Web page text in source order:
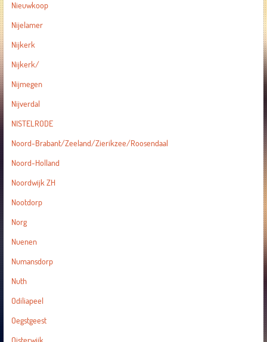
Nieuwkoop
Nijelamer
Nijkerk
Nijkerk/
Nijmegen
Nijverdal
NISTELRODE
Noord-Brabant/Zeeland/Zierikzee/Roosendaal
Noord-Holland
Noordwijk ZH
Nootdorp
Norg
Nuenen
Numansdorp
Nuth
Odiliapeel
Oegstgeest